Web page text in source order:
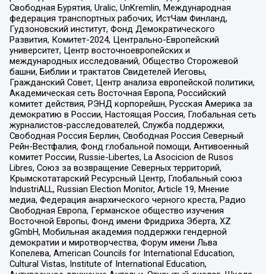
Свободная Бурятия, Uralic, UnKremlin, Международная
федерация транспортных рабочих, ИстЧам Финланд,
Гудзоновский институт, Фонд Демократического
Развития, Комитет-2024, Центрально-Европейский
университет, Центр восточноевропейских и
международных исследований, Общество Сторожевой
башни, Библии и трактатов Свидетелей Иеговы,
Гражданский Совет, Центр анализа европейской политики,
Академическая сеть Восточная Европа, Российский
комитет действия, РЭНД корпорейшн, Русская Америка за
демократию в России, Настоящая Россия, Глобальная сеть
журналистов-расследователей, Служба поддержки,
Свободная Россия Берлин, Свободная Россия Северный
Рейн-Вестфалия, Фонд глобальной помощи, Антивоенный
комитет России, Russie-Libertes, La Asocicion de Rusos
Libres, Союз за возвращение Северных территорий,
Крымскотатарский Ресурсный Центр, Глобальный союз
IndustriALL, Russian Election Monitor, Article 19, Мнение
медиа, Федерация анархического черного креста, Радио
Свободная Европа, Германское общество изучения
Восточной Европы, Фонд имени Фридриха Эберта, XZ
gGmbH, Мобильная академия поддержки гендерной
демократии и миротворчества, Форум имени Льва
Копелева, American Councils for International Education,
Cultural Vistas, Institute of International Education,